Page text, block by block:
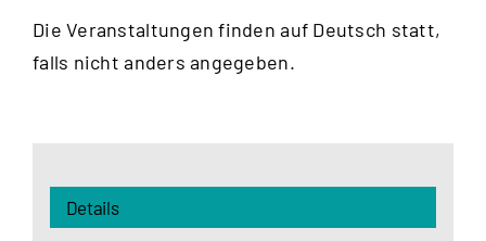
Die Veranstaltungen finden auf Deutsch statt,
falls nicht anders angegeben.
Details